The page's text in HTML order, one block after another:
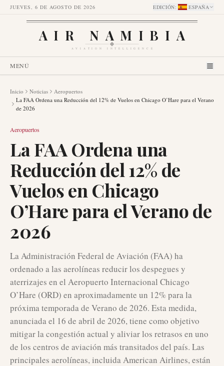
JUEVES, 6 DE AGOSTO DE 2026 EDICIÓN: ESPAÑA
AIR NAMIBIA
AVIATION INTELLIGENCE
MENÚ
Inicio Noticias
Aeropuertos
La FAA Ordena una Reducción del 12% de Vuelos en Chicago O’Hare para el Verano
de 2026
Aeropuertos
La FAA Ordena una
Reducción del 12% de
Vuelos en Chicago
O’Hare para el Verano de
2026
La Administración Federal de Aviación (FAA) ha
ordenado a las aerolíneas reducir los despegues y
aterrizajes en el Aeropuerto Internacional Chicago
O’Hare (ORD) en aproximadamente un 12% para la
próxima temporada de Verano de 2026. Esta medida,
anunciada el 16 de abril de 2026, tiene como objetivo
mitigar la congestión actual y aliviar los retrasos en uno
de los centros de aviación más transitados del país. Las
principales aerolíneas, incluida American Airlines, están